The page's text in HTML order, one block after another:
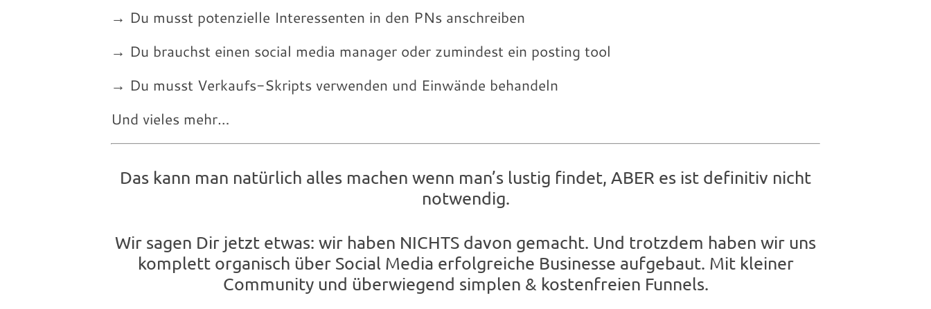
→ Du musst potenzielle Interessenten in den PNs anschreiben
→ Du brauchst einen social media manager oder zumindest ein posting tool
→ Du musst Verkaufs-Skripts verwenden und Einwände behandeln
Und vieles mehr…
Das kann man natürlich alles machen wenn man’s lustig findet, ABER es ist definitiv nicht
notwendig.
Wir sagen Dir jetzt etwas: wir haben NICHTS davon gemacht. Und trotzdem haben wir uns
komplett organisch über Social Media erfolgreiche Businesse aufgebaut. Mit kleiner
Community und überwiegend simplen & kostenfreien Funnels.